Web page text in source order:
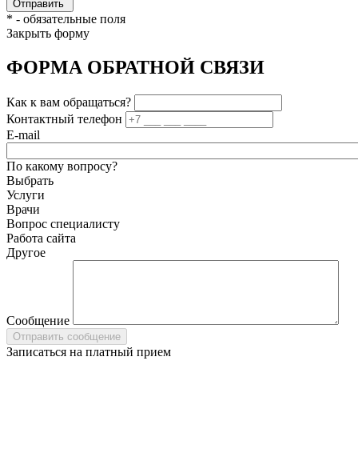
* - обязательные поля
Закрыть форму
ФОРМА ОБРАТНОЙ СВЯЗИ
Как к вам обращаться?
Контактный телефон
E-mail
По какому вопросу?
Выбрать
Услуги
Врачи
Вопрос специалисту
Работа сайта
Другое
Сообщение
Записаться на платный прием